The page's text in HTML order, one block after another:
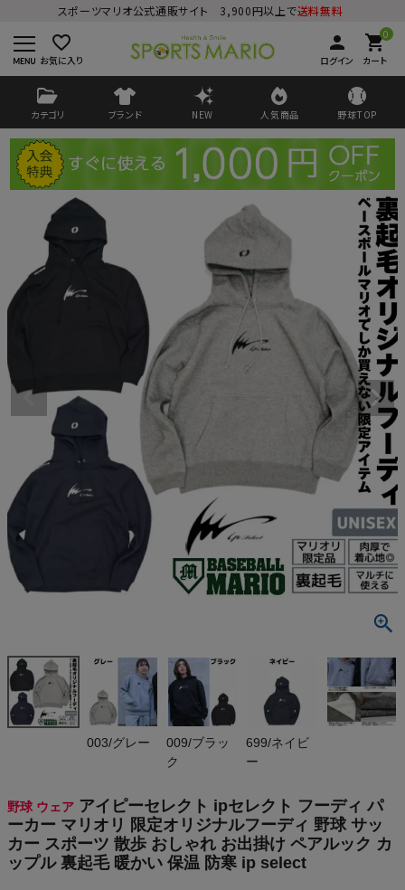
スポーツマリオ公式通販サイト 3,900円以上で送料無料
favorite_border
お気に入り
person
ログイン
0
shopping_cart
カート
カテゴリ ブランド NEW 人気商品 野球TOP
ログイン
ようこそ ゲスト 様
商品が見つからない方はこちら
パーカー マ
リオリ 限定
オリジナルフ
ーディ 野球
サッカー ス
ルック カップ
ル 裏起毛 暖
かい 保温 防
寒 ip select
(税込)
NIKE
CHUMS
003/グレー
009/ブラッ
ク
699/ネイビ
ー
野球 ウェア アイピーセレクト ipセレクト フーディ パ
ーカー マリオリ 限定オリジナルフーディ 野球 サッ
カー スポーツ 散歩 おしゃれ お出掛け ペアルック カ
ップル 裏起毛 暖かい 保温 防寒 ip select